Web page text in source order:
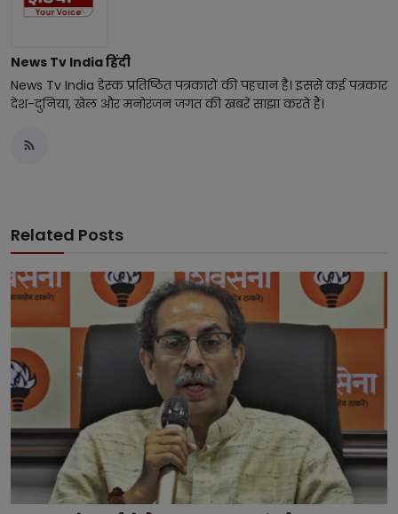
News Tv India हिंदी
News Tv India डेस्क प्रतिष्ठित पत्रकारों की पहचान है। इससे कई पत्रकार
देश-दुनिया, खेल और मनोरंजन जगत की खबरें साझा करते हैं।
Related Posts